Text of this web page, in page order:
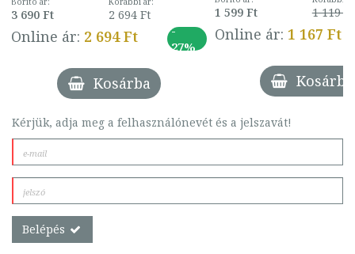
3 690 Ft 2 694 Ft
Online ár: 2 694 Ft
-
27%
Kosárba
1 599 Ft 1 119 Ft
Online ár: 1 167 Ft
Kosárba
Kérjük, adja meg a felhasználónevét és a jelszavát!
Belépés